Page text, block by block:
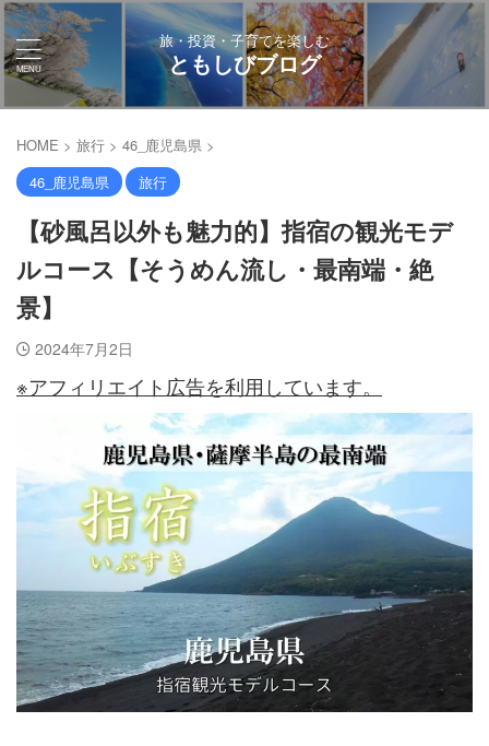
旅・投資・子育てを楽しむ
ともしびブログ
HOME > 旅行 > 46_鹿児島県 >
46_鹿児島県
旅行
【砂風呂以外も魅力的】指宿の観光モデ
ルコース【そうめん流し・最南端・絶
景】
2024年7月2日
※アフィリエイト広告を利用しています。